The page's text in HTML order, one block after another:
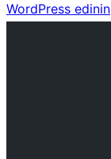
WordPress edinin